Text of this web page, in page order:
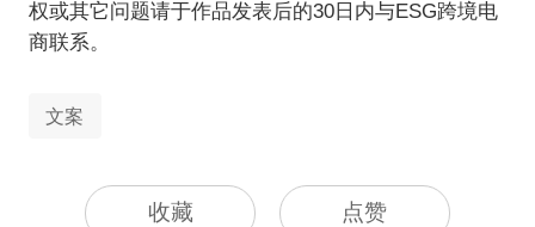
权或其它问题请于作品发表后的30日内与ESG跨境电
商联系。
文案
收藏 点赞